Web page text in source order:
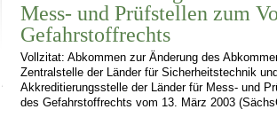
Mess- und Prüfstellen zum
Gefahrstoffrechts
Vollzitat: Abkommen zur Änderung des
Zentralstelle der Länder für Sicherheitstechnik
Akkreditierungsstelle der Länder für Mess- und
des Gefahrstoffrechts vom 13. März 2003